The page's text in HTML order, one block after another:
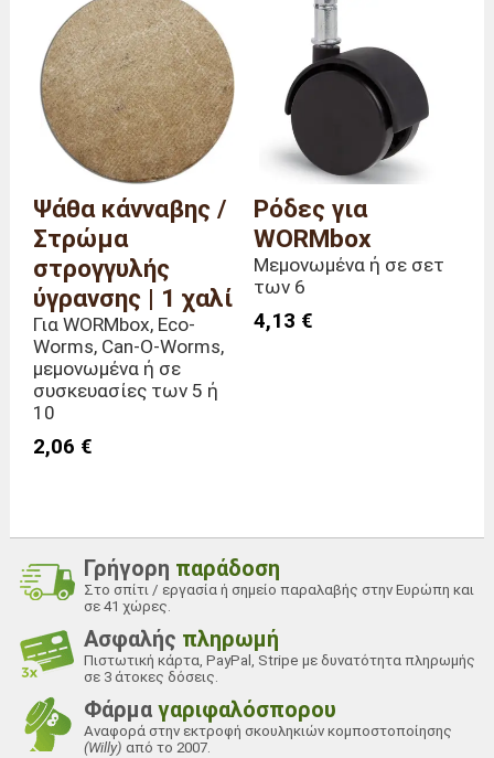
Ψάθα κάνναβης /
Στρώμα
στρογγυλής
ύγρανσης | 1 χαλί
Για WORMbox, Eco-
Worms, Can-O-Worms,
μεμονωμένα ή σε
συσκευασίες των 5 ή
10
2,06 €
Ρόδες για
WORMbox
Μεμονωμένα ή σε σετ
των 6
4,13 €
Γρήγορη παράδοση
Στο σπίτι / εργασία ή σημείο παραλαβής στην Ευρώπη και
σε 41 χώρες.
Ασφαλής πληρωμή
Πιστωτική κάρτα, PayPal, Stripe με δυνατότητα πληρωμής
σε 3 άτοκες δόσεις.
Φάρμαγαριφαλόσπορου
Αναφορά στην εκτροφή σκουληκιών κομποστοποίησης
(Willy) από το 2007.